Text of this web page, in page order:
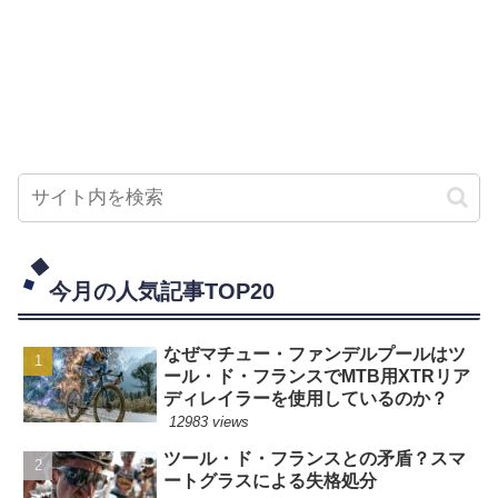
今月の人気記事TOP20
なぜマチュー・ファンデルプールはツ
ール・ド・フランスでMTB用XTRリア
ディレイラーを使用しているのか？
12983 views
ツール・ド・フランスとの矛盾？スマ
ートグラスによる失格処分